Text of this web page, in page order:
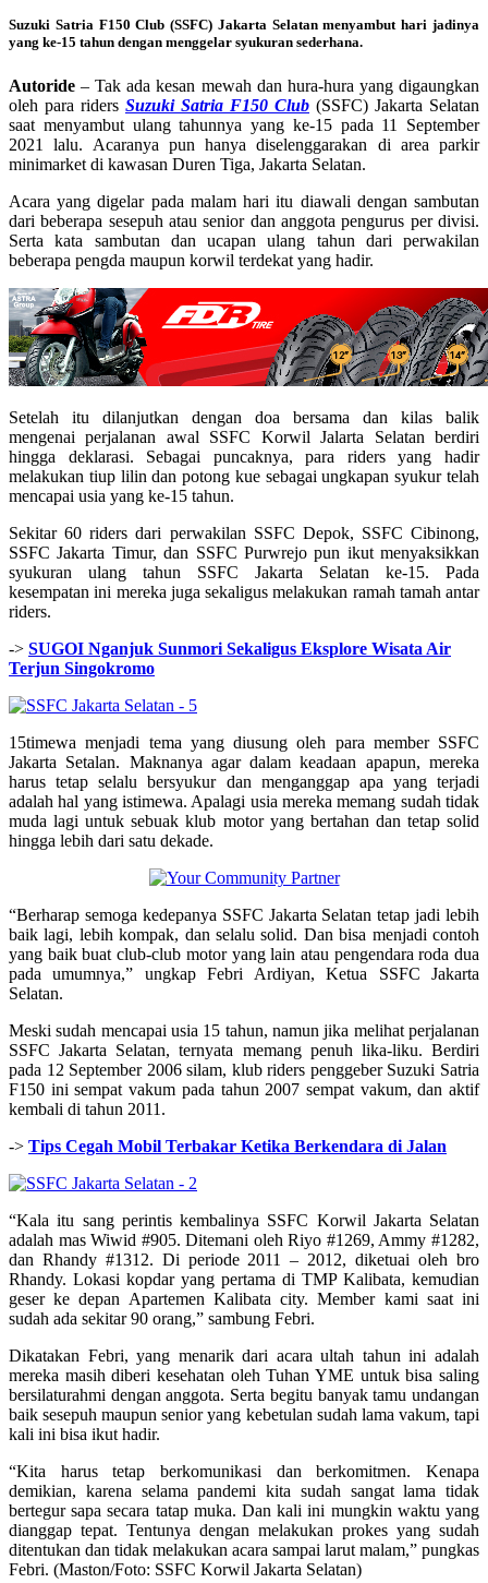
Suzuki Satria F150 Club (SSFC) Jakarta Selatan menyambut hari jadinya
yang ke-15 tahun dengan menggelar syukuran sederhana.
Autoride – Tak ada kesan mewah dan hura-hura yang digaungkan
oleh para riders Suzuki Satria F150 Club (SSFC) Jakarta Selatan
saat menyambut ulang tahunnya yang ke-15 pada 11 September
2021 lalu. Acaranya pun hanya diselenggarakan di area parkir
minimarket di kawasan Duren Tiga, Jakarta Selatan.
Acara yang digelar pada malam hari itu diawali dengan sambutan
dari beberapa sesepuh atau senior dan anggota pengurus per divisi.
Serta kata sambutan dan ucapan ulang tahun dari perwakilan
beberapa pengda maupun korwil terdekat yang hadir.
Setelah itu dilanjutkan dengan doa bersama dan kilas balik
mengenai perjalanan awal SSFC Korwil Jalarta Selatan berdiri
hingga deklarasi. Sebagai puncaknya, para riders yang hadir
melakukan tiup lilin dan potong kue sebagai ungkapan syukur telah
mencapai usia yang ke-15 tahun.
Sekitar 60 riders dari perwakilan SSFC Depok, SSFC Cibinong,
SSFC Jakarta Timur, dan SSFC Purwrejo pun ikut menyaksikkan
syukuran ulang tahun SSFC Jakarta Selatan ke-15. Pada
kesempatan ini mereka juga sekaligus melakukan ramah tamah antar
riders.
-> SUGOI Nganjuk Sunmori Sekaligus Eksplore Wisata Air
Terjun Singokromo
15timewa menjadi tema yang diusung oleh para member SSFC
Jakarta Setalan. Maknanya agar dalam keadaan apapun, mereka
harus tetap selalu bersyukur dan menganggap apa yang terjadi
adalah hal yang istimewa. Apalagi usia mereka memang sudah tidak
muda lagi untuk sebuak klub motor yang bertahan dan tetap solid
hingga lebih dari satu dekade.
“Berharap semoga kedepanya SSFC Jakarta Selatan tetap jadi lebih
baik lagi, lebih kompak, dan selalu solid. Dan bisa menjadi contoh
yang baik buat club-club motor yang lain atau pengendara roda dua
pada umumnya,” ungkap Febri Ardiyan, Ketua SSFC Jakarta
Selatan.
Meski sudah mencapai usia 15 tahun, namun jika melihat perjalanan
SSFC Jakarta Selatan, ternyata memang penuh lika-liku. Berdiri
pada 12 September 2006 silam, klub riders penggeber Suzuki Satria
F150 ini sempat vakum pada tahun 2007 sempat vakum, dan aktif
kembali di tahun 2011.
-> Tips Cegah Mobil Terbakar Ketika Berkendara di Jalan
“Kala itu sang perintis kembalinya SSFC Korwil Jakarta Selatan
adalah mas Wiwid #905. Ditemani oleh Riyo #1269, Ammy #1282,
dan Rhandy #1312. Di periode 2011 – 2012, diketuai oleh bro
Rhandy. Lokasi kopdar yang pertama di TMP Kalibata, kemudian
geser ke depan Apartemen Kalibata city. Member kami saat ini
sudah ada sekitar 90 orang,” sambung Febri.
Dikatakan Febri, yang menarik dari acara ultah tahun ini adalah
mereka masih diberi kesehatan oleh Tuhan YME untuk bisa saling
bersilaturahmi dengan anggota. Serta begitu banyak tamu undangan
baik sesepuh maupun senior yang kebetulan sudah lama vakum, tapi
kali ini bisa ikut hadir.
“Kita harus tetap berkomunikasi dan berkomitmen. Kenapa
demikian, karena selama pandemi kita sudah sangat lama tidak
bertegur sapa secara tatap muka. Dan kali ini mungkin waktu yang
dianggap tepat. Tentunya dengan melakukan prokes yang sudah
ditentukan dan tidak melakukan acara sampai larut malam,” pungkas
Febri. (Maston/Foto: SSFC Korwil Jakarta Selatan)